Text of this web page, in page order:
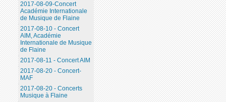
2017-08-09-Concert
Académie Internationale
de Musique de Flaine
2017-08-10 - Concert
AIM, Académie
Internationale de Musique
de Flaine
2017-08-11 - Concert AIM
2017-08-20 - Concert-
MAF
2017-08-20 - Concerts
Musique à Flaine